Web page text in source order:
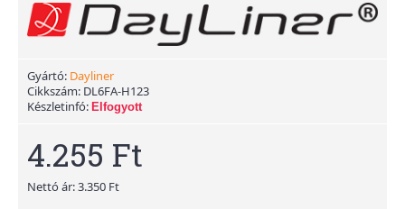
Gyártó: Dayliner
Cikkszám: DL6FA-H123
Készletinfó: Elfogyott
4.255 Ft
Nettó ár: 3.350 Ft